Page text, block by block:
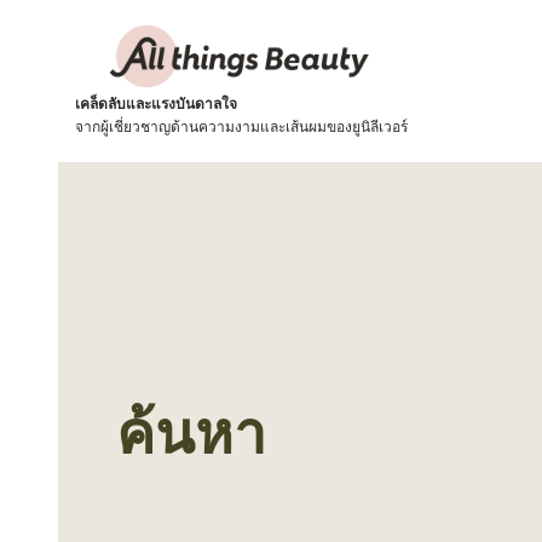
เคล็ดลับและแรงบันดาลใจ
จากผู้เชี่ยวชาญด้านความงามและเส้นผมของยูนิลีเวอร์
ค้นหา